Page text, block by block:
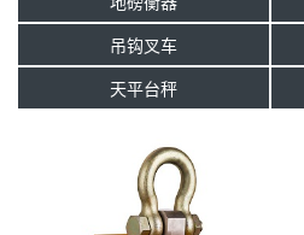
吊钩叉车
天平台秤